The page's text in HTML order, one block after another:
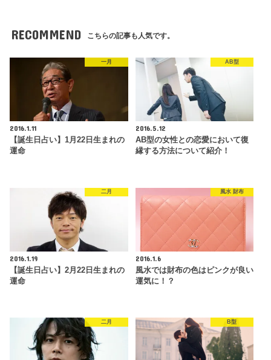
RECOMMEND こちらの記事も人気です。
一月
2016.1.11
【誕生日占い】1月22日生まれの
運命
AB型
2016.5.12
AB型の女性との恋愛において復
縁する方法について紹介！
二月
2016.1.19
【誕生日占い】2月22日生まれの
運命
風水 財布
2016.1.6
風水では財布の色はピンクが良い
運気に！？
二月 B型